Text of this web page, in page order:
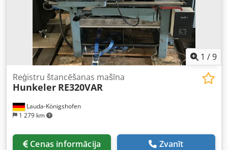
Automātiska iestatīšana - Pievedums no labās puses -
Integrēta hidraulika - Apkures uzraudzības bloks - Tieša
izkārtošana Grāmatu stapētājs Kolbus DS 391 -
Kompensējošs grāmatu stapētājs - Tieša izkārtošana
1 /9
Lauda-Königshofen
1 279 km
Reģistru štancēšanas mašīna
Hunkeler RE320VAR
Cenas informācija Zvanīt